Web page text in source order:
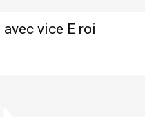
avec vice E roi